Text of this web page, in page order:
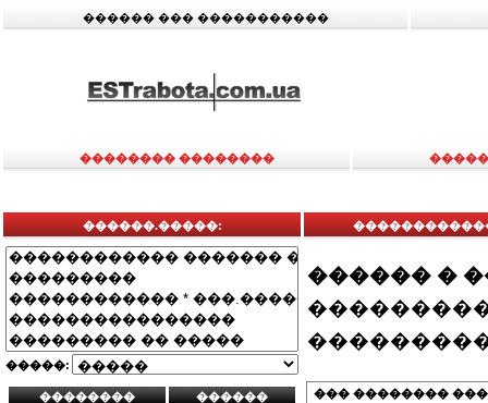
������ ��� �����������
�������� ��������
������.�����:
�����:
������ �
��� ��������